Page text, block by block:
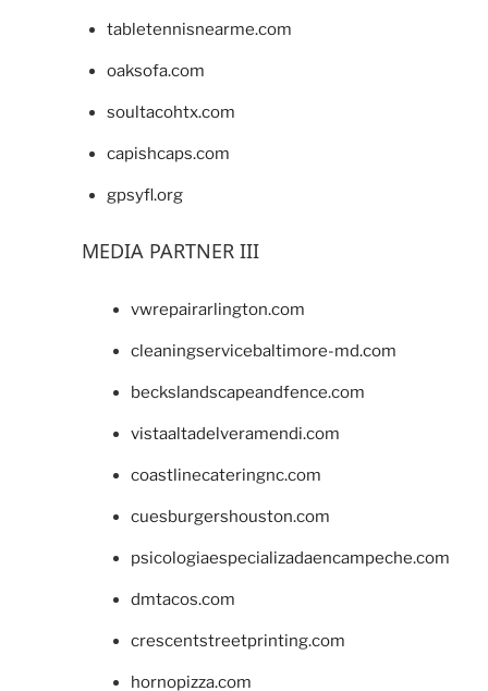
tabletennisnearme.com
oaksofa.com
soultacohtx.com
capishcaps.com
gpsyfl.org
MEDIA PARTNER III
vwrepairarlington.com
cleaningservicebaltimore-md.com
beckslandscapeandfence.com
vistaaltadelveramendi.com
coastlinecateringnc.com
cuesburgershouston.com
psicologiaespecializadaencampeche.com
dmtacos.com
crescentstreetprinting.com
hornopizza.com